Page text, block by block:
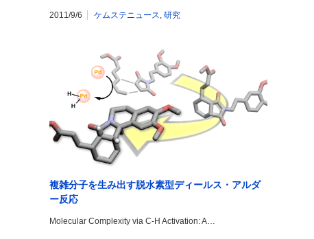
2011/9/6 ケムステニュース, 研究
複雑分子を生み出す脱水素型ディールス・アルダ
ー反応
Molecular Complexity via C-H Activation: A…